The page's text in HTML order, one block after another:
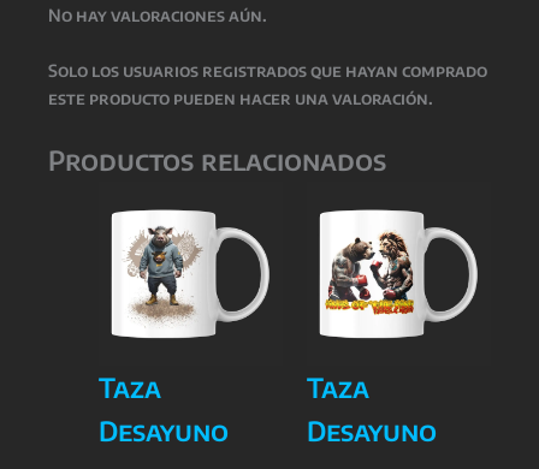
No hay valoraciones aún.
Solo los usuarios registrados que hayan comprado
este producto pueden hacer una valoración.
Productos relacionados
Taza
Desayuno
Taza
Desayuno